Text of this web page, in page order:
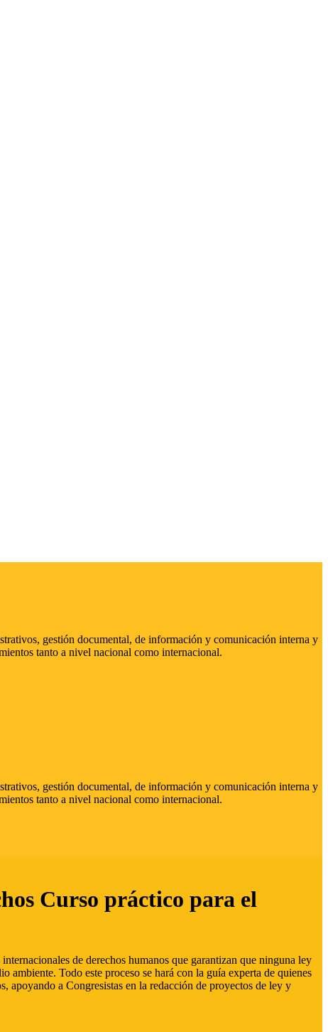
gestión documental, de información y comunicación interna y
tanto a nivel nacional como internacional.
gestión documental, de información y comunicación interna y
tanto a nivel nacional como internacional.
Curso práctico para el
de derechos humanos que garantizan que ninguna ley
ambiente. Todo este proceso se hará con la guía experta de quienes
apoyando a Congresistas en la redacción de proyectos de ley y